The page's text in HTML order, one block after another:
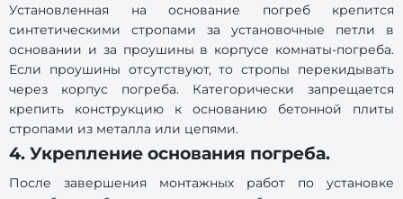
Установленная на основание погреб крепится
синтетическими стропами за установочные петли в
основании и за проушины в корпусе комнаты-погреба.
Если проушины отсутствуют, то стропы перекидывать
через корпус погреба. Категорически запрещается
крепить конструкцию к основанию бетонной плиты
стропами из металла или цепями.
4. Укрепление основания погреба.
После завершения монтажных работ по установке